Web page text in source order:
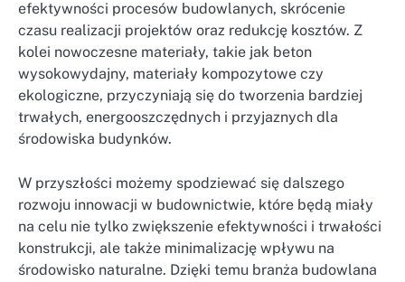
efektywności procesów budowlanych, skrócenie
czasu realizacji projektów oraz redukcję kosztów. Z
kolei nowoczesne materiały, takie jak beton
wysokowydajny, materiały kompozytowe czy
ekologiczne, przyczyniają się do tworzenia bardziej
trwałych, energooszczędnych i przyjaznych dla
środowiska budynków.
W przyszłości możemy spodziewać się dalszego
rozwoju innowacji w budownictwie, które będą miały
na celu nie tylko zwiększenie efektywności i trwałości
konstrukcji, ale także minimalizację wpływu na
środowisko naturalne. Dzięki temu branża budowlana